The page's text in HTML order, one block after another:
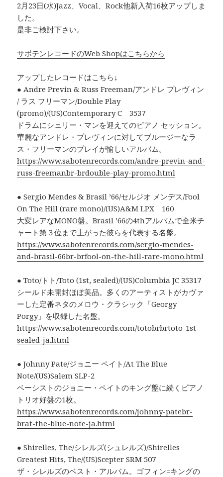
2月23日(水)Jazz、Vocal、Rock他新入荷16枚アップしま
した。
是非ご検討下さい。
サボテンレコードのWeb Shopはこちらから
アップしたレコードはこちら↓
● Andre Previn & Russ Freeman/アンドレ プレヴィン
/ ラス フリーマン/Double Play
(promo)/(US)Contemporary C 3537
ドラムにシェリー・マンを迎えてのピアノ セッション。
華麗なアンドレ・プレヴィンに対してブルージーなラ
ス・フリーマンのプレイが愉しいアルバム。
https://www.sabotenrecords.com/andre-previn-and-
russ-freemanbr-brdouble-play-promo.html
● Sergio Mendes & Brasil ’66/セルジオ メンデス/Fool
On The Hill (rare mono)/(US)A&M LPX 160
大変レアなMONO盤。Brasil ’66の4thアルバムで全米チ
ャート第３位まで上がった彼らを代表する名盤。
https://www.sabotenrecords.com/sergio-mendes-
and-brasil-66br-brfool-on-the-hill-rare-mono.html
● Toto/トト/Toto (1st, sealed)/(US)Columbia JC 35317
シールド未開封ほぼ美品。多くのアーティストがカヴァ
ーした定番ネタのメロウ・クラシック「Georgy
Porgy」を収録した名盤。
https://www.sabotenrecords.com/totobrbrtoto-1st-
sealed-ja.html
● Johnny Pate/ジョニー ペイト/At The Blue
Note/(US)Salem SLP-2
ベーシストのジョニー・ペイトのキング盤に続くピアノ
トリオ好盤の1枚。
https://www.sabotenrecords.com/johnny-patebr-
brat-the-blue-note-ja.html
● Shirelles, The/シレルズ(シュレルズ)/Shirelles
Greatest Hits, The/(US)Scepter SRM 507
ザ・シレルズのベスト・アルバム。ゴフィン=キングの